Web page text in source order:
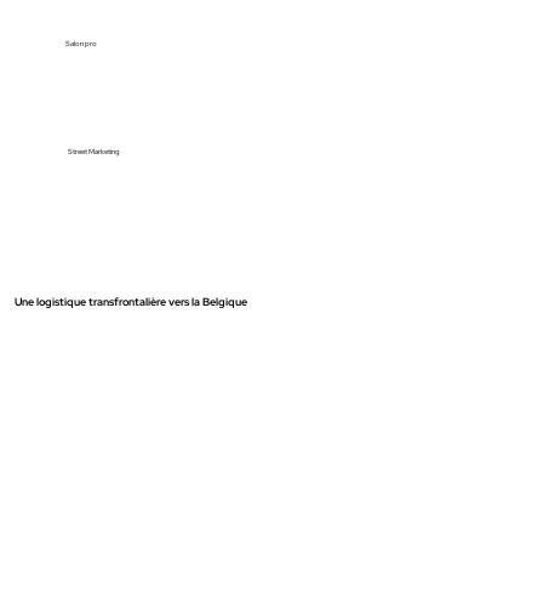
Salon pro
Street Marketing
Une logistique transfrontalière vers la Belgique